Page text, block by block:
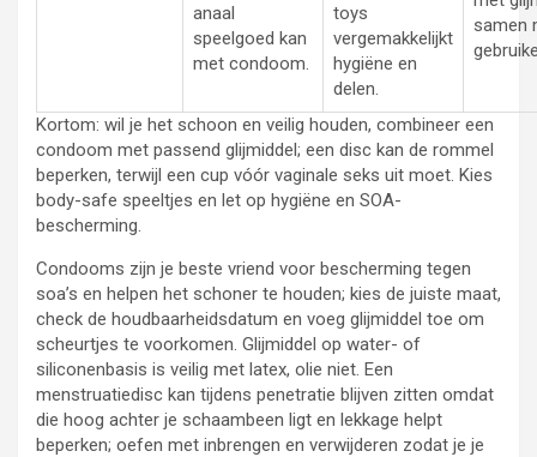
anaal
speelgoed kan
met condoom.
toys
vergemakkelijkt
hygiëne en
delen.
samen
Kortom: wil je het schoon en veilig houden, combineer een
condoom met passend glijmiddel; een disc kan de rommel
beperken, terwijl een cup vóór vaginale seks uit moet. Kies
body-safe speeltjes en let op hygiëne en SOA-
bescherming.
Condooms zijn je beste vriend voor bescherming tegen
soa’s en helpen het schoner te houden; kies de juiste maat,
check de houdbaarheidsdatum en voeg glijmiddel toe om
scheurtjes te voorkomen. Glijmiddel op water- of
siliconenbasis is veilig met latex, olie niet. Een
menstruatiedisc kan tijdens penetratie blijven zitten omdat
die hoog achter je schaambeen ligt en lekkage helpt
beperken; oefen met inbrengen en verwijderen zodat je je